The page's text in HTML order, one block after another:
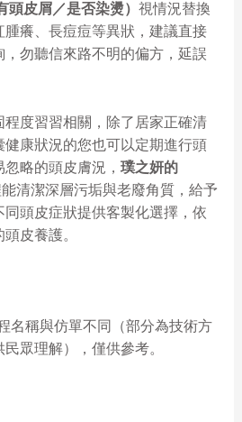
頭皮屑／是否染燙） 視情況替換
癢、長痘痘等異狀，建議直接
勿聽信來路不明的偏方，延誤
度習習相關，除了居家正確清
康狀況的您也可以定期進行頭
略的頭皮膚況， 璞之妍的
清潔深層污垢與老廢角質，給予
頭皮症狀提供客製化選擇，依
皮養護。
名稱與仿單不同（部分為技術方
眾理解），僅供參考。